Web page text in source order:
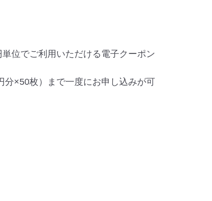
位でご利用いただける電子クーポン
×50枚）まで一度にお申し込みが可